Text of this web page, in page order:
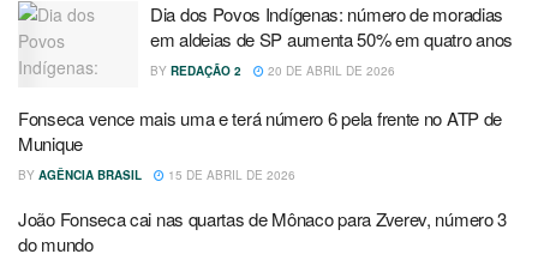
Dia dos Povos Indígenas: número de moradias
em aldeias de SP aumenta 50% em quatro anos
BY REDAÇÃO 2 20 DE ABRIL DE 2026
Fonseca vence mais uma e terá número 6 pela frente no ATP de
Munique
BY AGÊNCIA BRASIL 15 DE ABRIL DE 2026
João Fonseca cai nas quartas de Mônaco para Zverev, número 3
do mundo